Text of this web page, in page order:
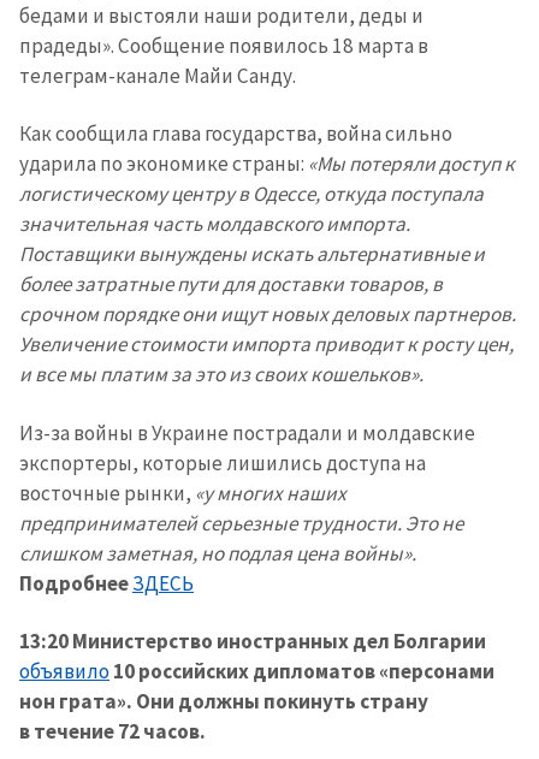
бедами и выстояли наши родители, деды и
прадеды». Сообщение появилось 18 марта в
телеграм-канале Майи Санду.
Как сообщила глава государства, война сильно
ударила по экономике страны: «Мы потеряли доступ к
логистическому центру в Одессе, откуда поступала
значительная часть молдавского импорта.
Поставщики вынуждены искать альтернативные и
более затратные пути для доставки товаров, в
срочном порядке они ищут новых деловых партнеров.
Увеличение стоимости импорта приводит к росту цен,
и все мы платим за это из своих кошельков».
Из-за войны в Украине пострадали и молдавские
экспортеры, которые лишились доступа на
восточные рынки, «у многих наших
предпринимателей серьезные трудности. Это не
слишком заметная, но подлая цена войны».
ПодробнееЗДЕСЬ
13:20 Министерство иностранных дел Болгарии
объявило10 российских дипломатов «персонами
нон грата». Они должны покинуть страну
в течение 72 часов.